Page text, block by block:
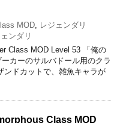
MOD
レジェンダリ
ンダリ
Class MOD Level 53 「俺の
カーのサルバドール用のクラ
ンドカットで、雑魚キャラが
Class MOD